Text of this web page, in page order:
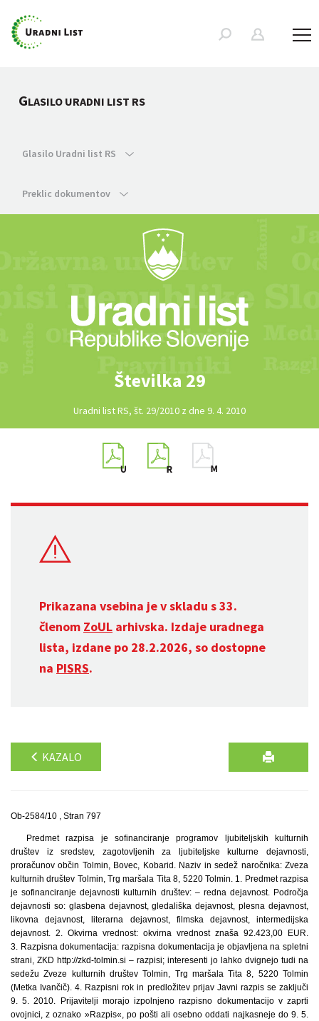
GLASILO URADNI LIST RS
Glasilo Uradni list RS
Preklic dokumentov
Številka 29
Uradni list RS, št. 29/2010 z dne 9. 4. 2010
Prikazana vsebina je v skladu s 33.
členom ZoUL arhivska. Izdaje uradnega
lista, izdane po 28.2.2026, so dostopne
na PISRS.
KAZALO
Ob-2584/10 , Stran 797
Predmet razpisa je sofinanciranje programov ljubiteljskih kulturnih
društev iz sredstev, zagotovljenih za ljubiteljske kulturne dejavnosti,
proračunov občin Tolmin, Bovec, Kobarid. Naziv in sedež naročnika: Zveza
kulturnih društev Tolmin, Trg maršala Tita 8, 5220 Tolmin. 1. Predmet razpisa
je sofinanciranje dejavnosti kulturnih društev: – redna dejavnost. Področja
dejavnosti so: glasbena dejavnost, gledališka dejavnost, plesna dejavnost,
likovna dejavnost, literarna dejavnost, filmska dejavnost, intermedijska
dejavnost. 2. Okvirna vrednost: okvirna vrednost znaša 92.423,00 EUR.
3. Razpisna dokumentacija: razpisna dokumentacija je objavljena na spletni
strani, ZKD http://zkd-tolmin.si – razpisi; interesenti jo lahko dvignejo tudi na
sedežu Zveze kulturnih društev Tolmin, Trg maršala Tita 8, 5220 Tolmin
(Metka Ivančič). 4. Razpisni rok in predložitev prijav Javni razpis se zaključi
9. 5. 2010. Prijavitelji morajo izpolnjeno razpisno dokumentacijo v zaprti
ovojnici, z oznako »Razpis«, po pošti ali osebno oddati najkasneje do 9. 5.